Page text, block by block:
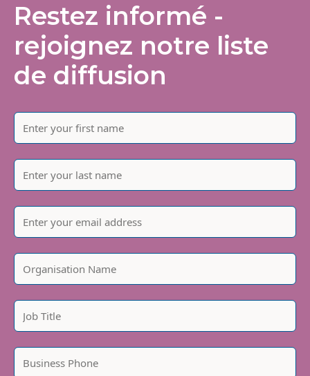
Restez informé -
rejoignez notre liste
de diffusion